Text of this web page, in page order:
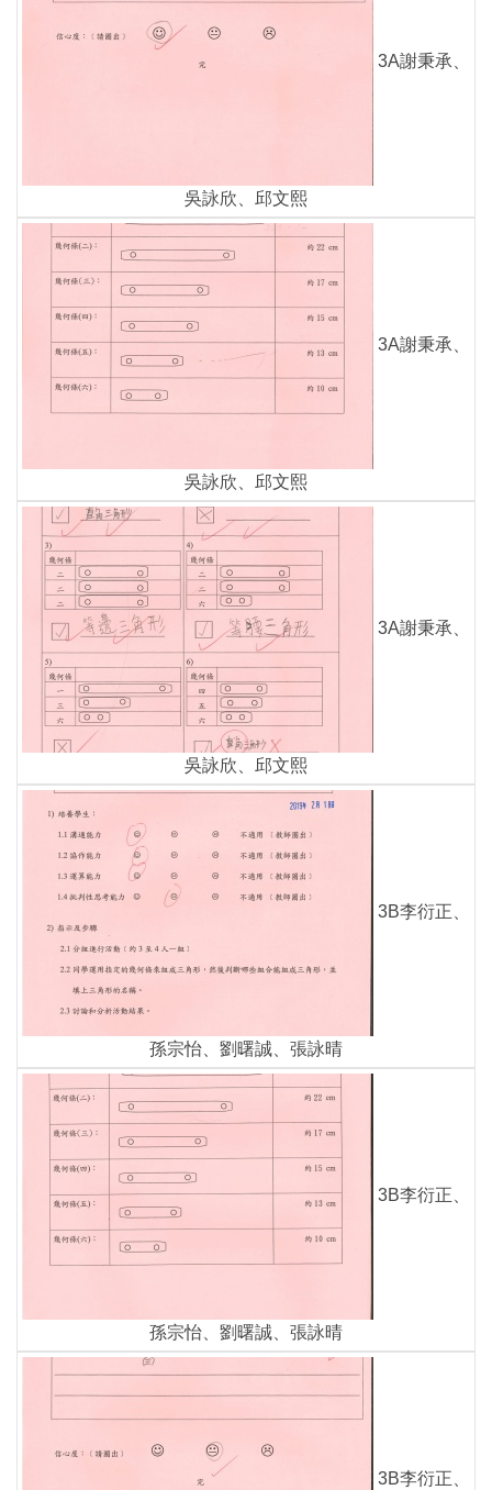
3A謝秉承、
吳詠欣、邱文熙
3A謝秉承、
吳詠欣、邱文熙
3A謝秉承、
吳詠欣、邱文熙
3B李衍正、
孫宗怡、劉曙誠、張詠晴
3B李衍正、
孫宗怡、劉曙誠、張詠晴
3B李衍正、